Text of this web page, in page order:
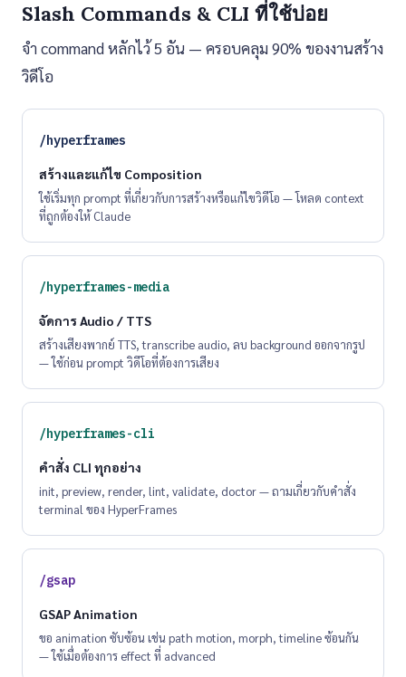
Slash Commands & CLI ที่ใช้บ่อย
จำ command หลักไว้ 5 อัน — ครอบคลุม 90% ของงานสร้าง
วิดีโอ
/hyperframes
สร้างและแก้ไข Composition
ใช้เริ่มทุก prompt ที่เกี่ยวกับการสร้างหรือแก้ไขวิดีโอ — โหลด context
ที่ถูกต้องให้ Claude
/hyperframes-media
จัดการ Audio / TTS
สร้างเสียงพากย์ TTS, transcribe audio, ลบ background ออกจากรูป
— ใช้ก่อน prompt วิดีโอที่ต้องการเสียง
/hyperframes-cli
คำสั่ง CLI ทุกอย่าง
init, preview, render, lint, validate, doctor — ถามเกี่ยวกับคำสั่ง
terminal ของ HyperFrames
/gsap
GSAP Animation
ขอ animation ซับซ้อน เช่น path motion, morph, timeline ซ้อนกัน
— ใช้เมื่อต้องการ effect ที่ advanced